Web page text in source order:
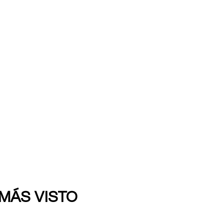
VISTO